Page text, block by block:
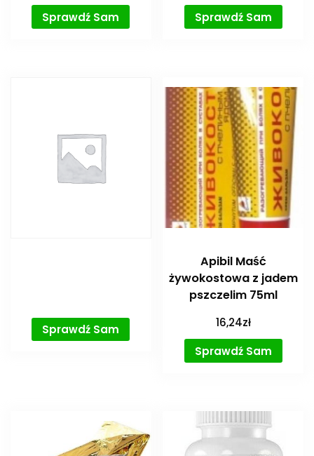
Sprawdź Sam Sprawdź Sam
Sprawdź Sam
Apibil Maść
żywokostowa z jadem
pszczelim 75ml
16,24zł
Sprawdź Sam